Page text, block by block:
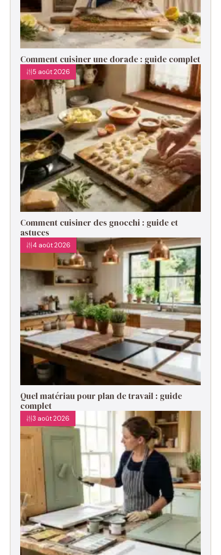
Comment cuisiner une dorade : guide complet
5 août 2026
Comment cuisiner des gnocchi : guide et
astuces
4 août 2026
Quel matériau pour plan de travail : guide
complet
3 août 2026